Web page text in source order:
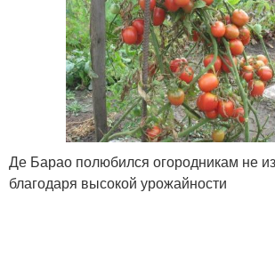
Де Барао полюбился огородникам не
благодаря высокой урожайности